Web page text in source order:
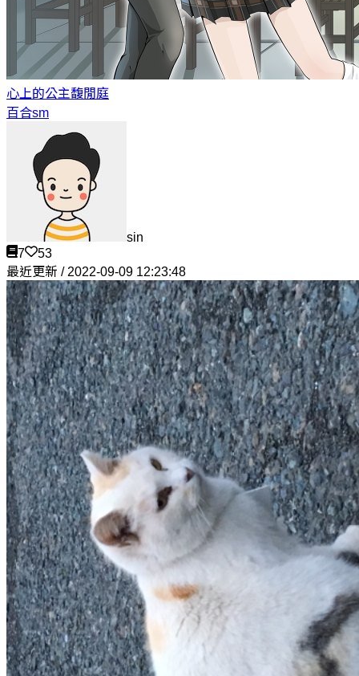
心上的公主馥閒庭
百合sm
sin
7
53
最近更新 / 2022-09-09 12:23:48